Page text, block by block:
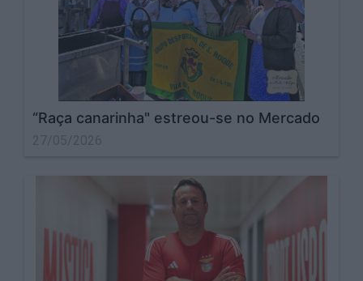
“Raça canarinha" estreou-se no Mercado